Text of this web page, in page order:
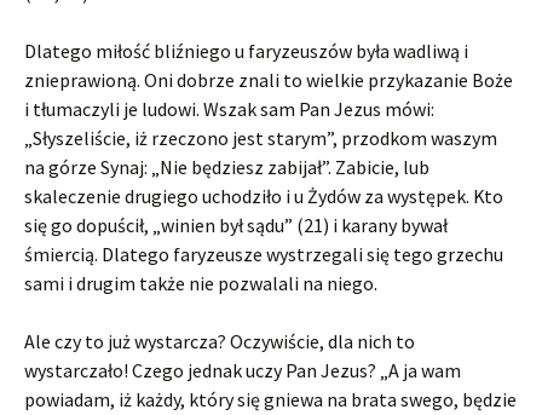
Dlatego miłość bliźniego u faryzeuszów była wadliwą i
znieprawioną. Oni dobrze znali to wielkie przykazanie Boże
i tłumaczyli je ludowi. Wszak sam Pan Jezus mówi:
„Słyszeliście, iż rzeczono jest starym”, przodkom waszym
na górze Synaj: „Nie będziesz zabijał”. Zabicie, lub
skaleczenie drugiego uchodziło i u Żydów za występek. Kto
się go dopuścił, „winien był sądu” (21) i karany bywał
śmiercią. Dlatego faryzeusze wystrzegali się tego grzechu
sami i drugim także nie pozwalali na niego.
Ale czy to już wystarcza? Oczywiście, dla nich to
wystarczało! Czego jednak uczy Pan Jezus? „A ja wam
powiadam, iż każdy, który się gniewa na brata swego, będzie